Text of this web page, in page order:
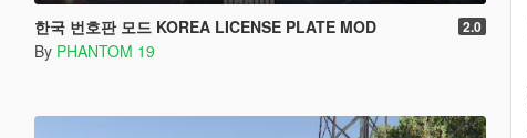
한국 번호판 모드 KOREA LICENSE PLATE MOD 2.0
By PHANTOM 19